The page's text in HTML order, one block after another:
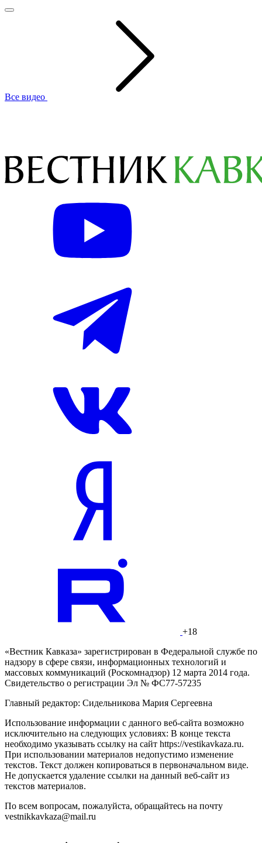
Все видео
+18
«Вестник Кавказа» зарегистрирован в Федеральной службе по
надзору в сфере связи, информационных технологий и
массовых коммуникаций (Роскомнадзор) 12 марта 2014 года.
Свидетельство о регистрации Эл № ФС77-57235
Главный редактор: Сидельникова Мария Сергеевна
Использование информации с данного веб-сайта возможно
исключительно на следующих условиях: В конце текста
необходимо указывать ссылку на сайт https://vestikavkaza.ru.
При использовании материалов недопустимо изменение
текстов. Текст должен копироваться в первоначальном виде.
Не допускается удаление ссылки на данный веб-сайт из
текстов материалов.
По всем вопросам, пожалуйста, обращайтесь на почту
vestnikkavkaza@mail.ru